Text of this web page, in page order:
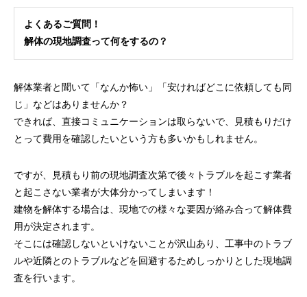
よくあるご質問！
解体の現地調査って何をするの？
解体業者と聞いて「なんか怖い」「安ければどこに依頼しても同
じ」などはありませんか？
できれば、直接コミュニケーションは取らないで、見積もりだけ
とって費用を確認したいという方も多いかもしれません。
ですが、見積もり前の現地調査次第で後々トラブルを起こす業者
と起こさない業者が大体分かってしまいます！
建物を解体する場合は、現地での様々な要因が絡み合って解体費
用が決定されます。
そこには確認しないといけないことが沢山あり、工事中のトラブ
ルや近隣とのトラブルなどを回避するためしっかりとした現地調
査を行います。